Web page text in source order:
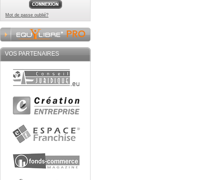
Mot de passe oublié?
VOS PARTENAIRES